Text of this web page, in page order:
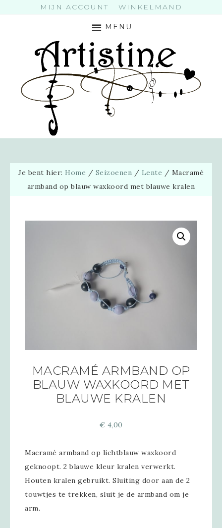
MIJN ACCOUNT WINKELMAND
MENU
Je bent hier: Home / Seizoenen / Lente / Macramé
armband op blauw waxkoord met blauwe kralen
MACRAMÉ ARMBAND OP
BLAUW WAXKOORD MET
BLAUWE KRALEN
€ 4,00
Macramé armband op lichtblauw waxkoord
geknoopt. 2 blauwe kleur kralen verwerkt.
Houten kralen gebruikt. Sluiting door aan de 2
touwtjes te trekken, sluit je de armband om je
arm.